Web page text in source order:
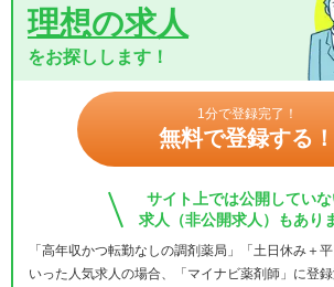
理想の求人
をお探しします！
1分で登録完了！
無料で登録する！
サイト上では公開してい
求人（非公開求人）もあり
「高年収かつ転勤なしの調剤薬局」「土日休み＋
いった人気求人の場合、「マイナビ薬剤師」に登